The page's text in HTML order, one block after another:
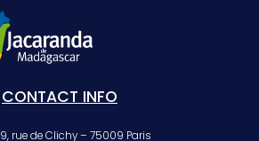
CONTACT INFO
9, rue de Clichy – 75009 Paris